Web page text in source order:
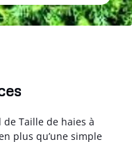
Taille de haies à
plus qu’une simple